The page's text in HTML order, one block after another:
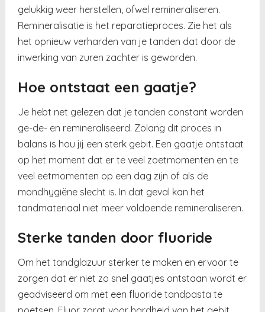
gelukkig weer herstellen, ofwel remineraliseren.
Remineralisatie is het reparatieproces. Zie het als
het opnieuw verharden van je tanden dat door de
inwerking van zuren zachter is geworden.
Hoe ontstaat een gaatje?
Je hebt net gelezen dat je tanden constant worden
ge-de- en remineraliseerd. Zolang dit proces in
balans is hou jij een sterk gebit. Een gaatje ontstaat
op het moment dat er te veel zoetmomenten en te
veel eetmomenten op een dag zijn of als de
mondhygiëne slecht is. In dat geval kan het
tandmateriaal niet meer voldoende remineraliseren.
Sterke tanden door fluoride
Om het tandglazuur sterker te maken en ervoor te
zorgen dat er niet zo snel gaatjes ontstaan wordt er
geadviseerd om met een fluoride tandpasta te